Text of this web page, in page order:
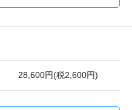
28,600円(税2,600円)